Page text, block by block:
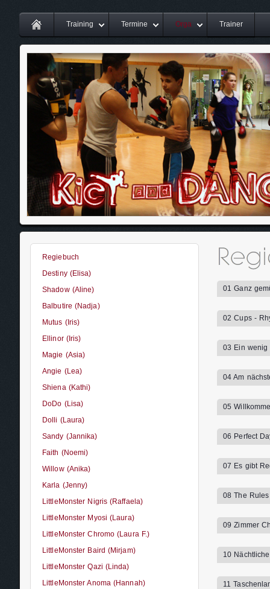
Training Termine Orga Trainer
01 Ganz
02 Cups -
03 Ein wenig
04 Am
05
06 Perfect
07 Es gibt
08 The Rules
09 Zimmer
10
11
Regiebuch
Destiny (Elisa)
Shadow (Aline)
Balbutire (Nadja)
Mutus (Iris)
Ellinor (Iris)
Magie (Asia)
Angie (Lea)
Shiena (Kathi)
DoDo (Lisa)
Dolli (Laura)
Sandy (Jannika)
Faith (Noemi)
Willow (Anika)
Karla (Jenny)
LittleMonster Nigris (Raffaela)
LittleMonster Myosi (Laura)
LittleMonster Chromo (Laura F.)
LittleMonster Baird (Mirjam)
LittleMonster Qazi (Linda)
LittleMonster Anoma (Hannah)